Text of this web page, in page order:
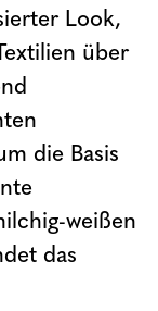
Look,
über
die Basis
weißen
das